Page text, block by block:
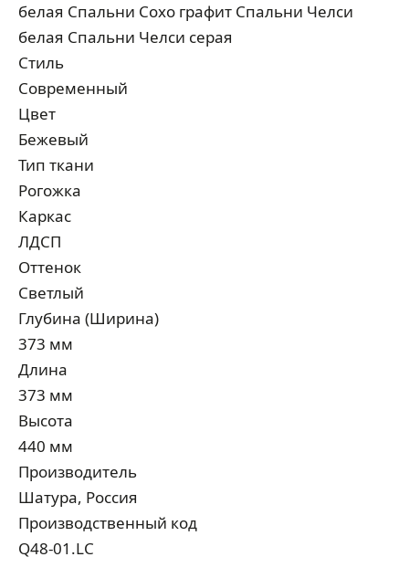
белая Спальни Сохо графит Спальни Челси
белая Спальни Челси серая
Стиль
Современный
Цвет
Бежевый
Тип ткани
Рогожка
Каркас
ЛДСП
Оттенок
Светлый
Глубина (Ширина)
373 мм
Длина
373 мм
Высота
440 мм
Производитель
Шатура, Россия
Производственный код
Q48-01.LC